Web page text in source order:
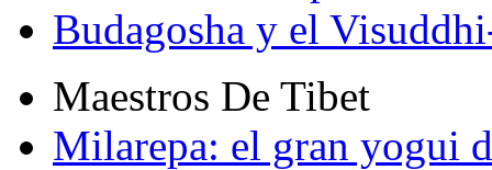
Budagosha y el
Maestros De Tibet
Milarepa: el gran yogui